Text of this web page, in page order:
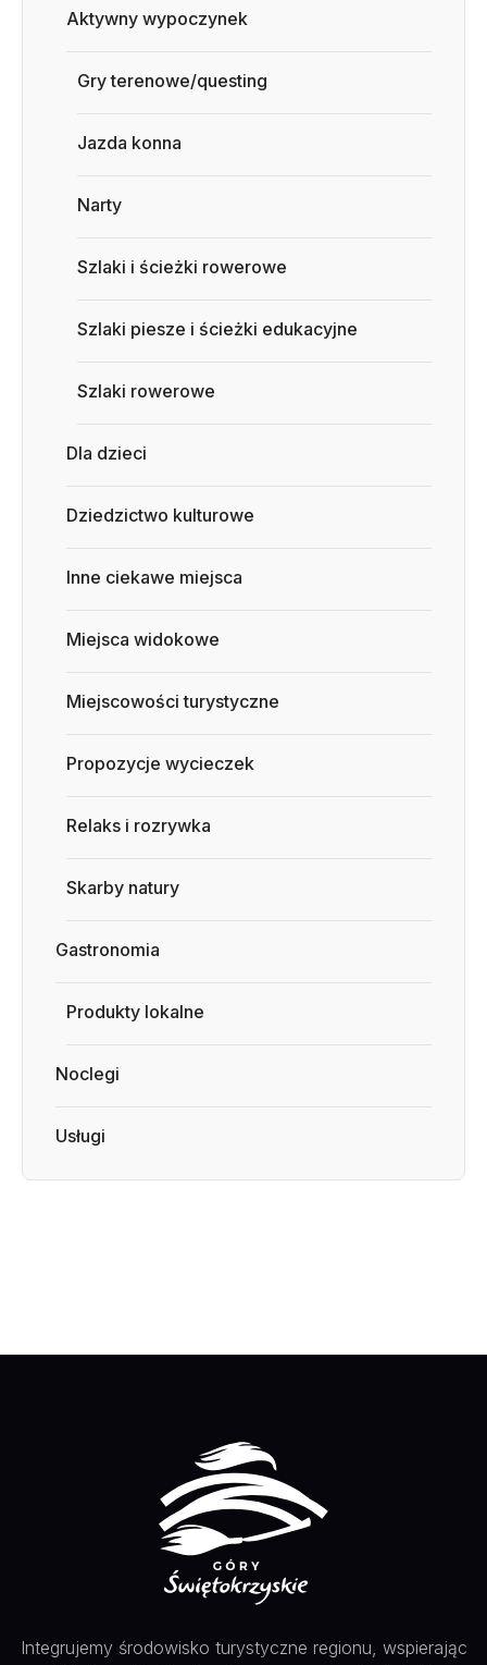
Aktywny wypoczynek
Gry terenowe/questing
Jazda konna
Narty
Szlaki i ścieżki rowerowe
Szlaki piesze i ścieżki edukacyjne
Szlaki rowerowe
Dla dzieci
Dziedzictwo kulturowe
Inne ciekawe miejsca
Miejsca widokowe
Miejscowości turystyczne
Propozycje wycieczek
Relaks i rozrywka
Skarby natury
Gastronomia
Produkty lokalne
Noclegi
Usługi
Integrujemy środowisko turystyczne regionu, wspierając